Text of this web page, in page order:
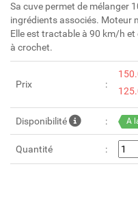
Sa cuve permet de mélanger
ingrédients associés. Moteur
Elle est tractable à 90 km/h
à crochet.
Prix
Disponibilité A
Quantité